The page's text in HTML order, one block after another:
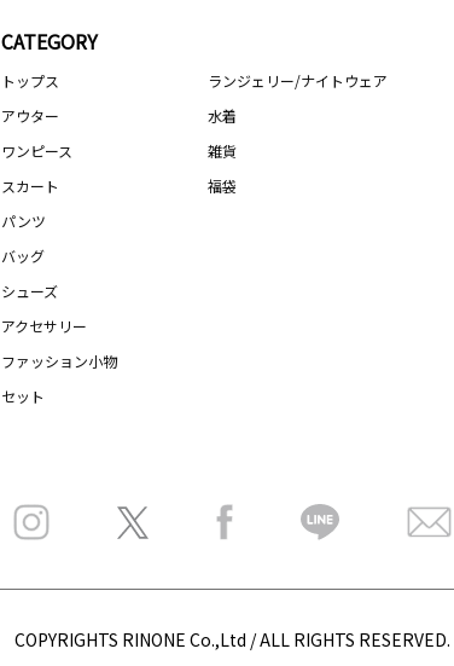
CATEGORY
トップス
アウター
ワンピース
スカート
パンツ
バッグ
シューズ
アクセサリー
ファッション小物
セット
ランジェリー/ナイトウェア
水着
雑貨
福袋
COPYRIGHTS RINONE Co.,Ltd / ALL RIGHTS RESERVED.